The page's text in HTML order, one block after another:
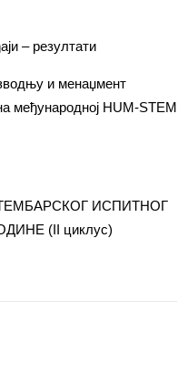
– резултати
и менаџмент
међународној HUM-STEM
ИСПИТНОГ
(II циклус)